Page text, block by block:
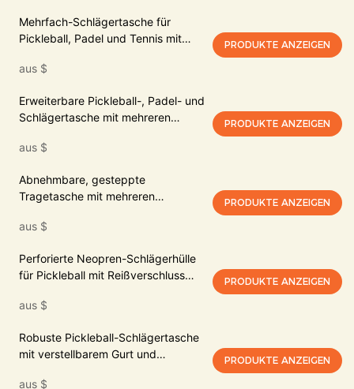
Mehrfach-Schlägertasche für
Pickleball, Padel und Tennis mit
aus $
PRODUKTE ANZEIGEN
Erweiterbare Pickleball-, Padel- und
Schlägertasche mit mehreren
aus $
PRODUKTE ANZEIGEN
Abnehmbare, gesteppte
Tragetasche mit mehreren
aus $
PRODUKTE ANZEIGEN
Perforierte Neopren-Schlägerhülle
für Pickleball mit Reißverschluss
aus $
PRODUKTE ANZEIGEN
Robuste Pickleball-Schlägertasche
mit verstellbarem Gurt und
aus $
PRODUKTE ANZEIGEN